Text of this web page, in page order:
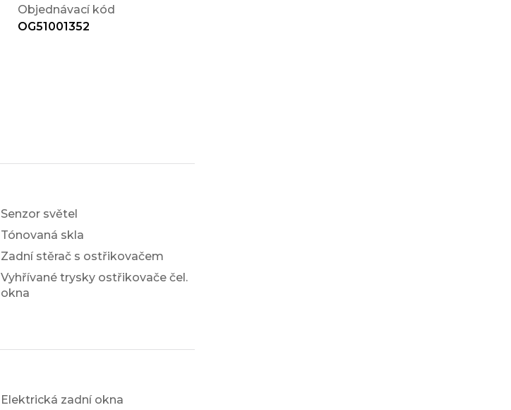
Objednávací kód
OG51001352
Senzor světel
Tónovaná skla
Zadní stěrač s ostřikovačem
Vyhřívané trysky ostřikovače čel.
okna
Elektrická zadní okna